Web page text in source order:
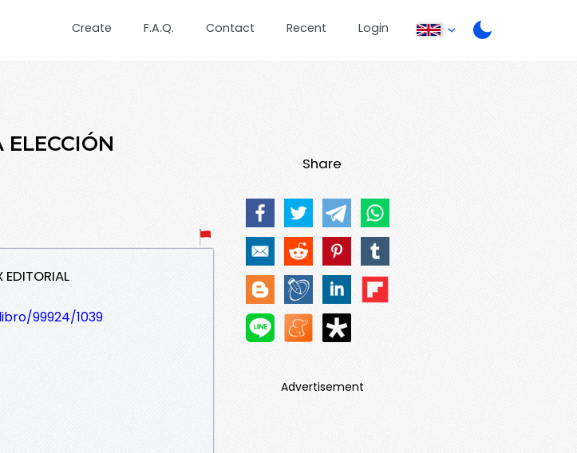
Create F.A.Q. Contact Recent Login
99924/1039
Share
Advertisement